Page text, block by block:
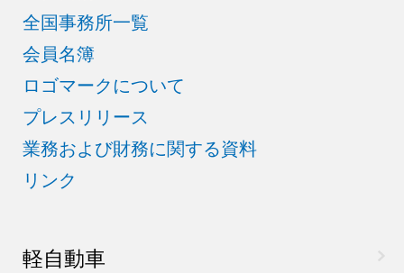
全国事務所一覧
会員名簿
ロゴマークについて
プレスリリース
業務および財務に関する資料
リンク
軽自動車